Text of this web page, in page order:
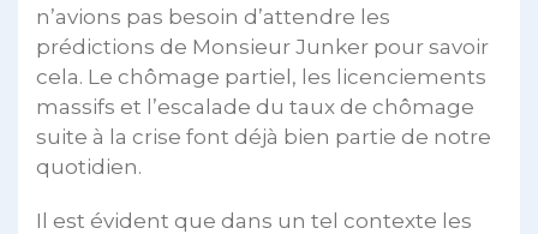
n’avions pas besoin d’attendre les
prédictions de Monsieur Junker pour savoir
cela. Le chômage partiel, les licenciements
massifs et l’escalade du taux de chômage
suite à la crise font déjà bien partie de notre
quotidien.
Il est évident que dans un tel contexte les